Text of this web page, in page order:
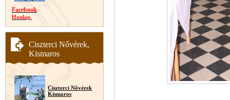
Facebook
Honlap
Ciszterci Nővérek,
Kismaros
Ciszterci Nővérek
Kismaros